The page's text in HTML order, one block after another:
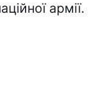
армії.